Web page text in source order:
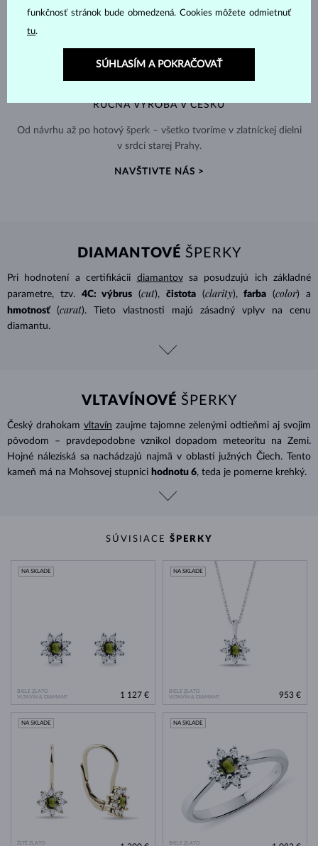
RUČNÁ VÝROBA V ČESKU
Od návrhu až po hotový šperk – všetko tvoríme v zlatníckej dielni
v srdci starej Prahy.
NAVŠTIVTE NÁS >
DIAMANTOVÉ ŠPERKY
Pri hodnotení a certifikácii diamantovsa posudzujú ich základné
parametre, tzv.
4C: výbrus (cut), čistota (clarity), farba (color) a
hmotnosť
(carat). Tieto vlastnosti majú zásadný vplyv na cenu
diamantu.
VLTAVÍNOVÉ ŠPERKY
Český drahokam vltavín zaujme tajomne zelenými odtieňmi aj svojim
pôvodom – pravdepodobne vznikol dopadom meteoritu na Zemi.
Hojné náleziská sa nachádzajú najmä v oblasti južných Čiech. Tento
kameň má na Mohsovej stupnici hodnotu 6, teda je pomerne krehký.
SÚVISIACE ŠPERKY
BIELE ZLATO
VLTAVÍN & DIAMANT
NA SKLADE
1 127 €
BIELE ZLATO
VLTAVÍN & DIAMANT
NA SKLADE
953 €
ŽLTÉ ZLATO
NA SKLADE
BIELE ZLATO
NA SKLADE
funkčnosť stránok bude obmedzená. Cookies môžete odmietnuť
tu.
SÚHLASÍM A POKRAČOVAŤ